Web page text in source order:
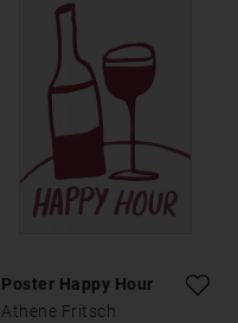
Poster Happy Hour
Athene Fritsch